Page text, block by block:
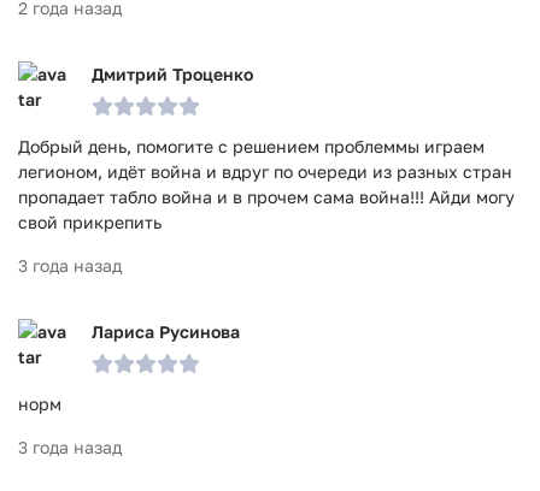
Игра Tank Warfare: Боевая PvP-игра прошла проверку
антивирусом VirusTotal. В результате проверки по всем
2 года назад
Дмитрий Троценко
Добрый день, помогите с решением проблеммы играем
легионом, идёт война и вдруг по очереди из разных стран
пропадает табло война и в прочем сама война!!! Айди могу
свой прикрепить
3 года назад
Лариса Русинова
норм
3 года назад